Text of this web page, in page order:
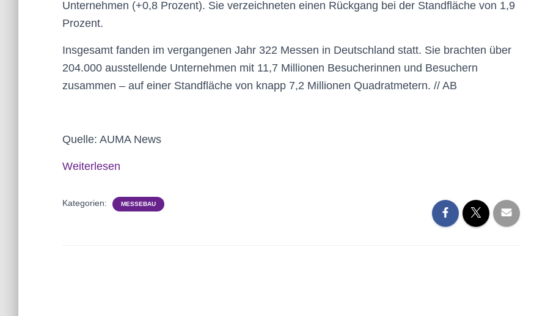
Unternehmen (+0,8 Prozent). Sie verzeichneten einen Rückgang bei der Standfläche von 1,9
Prozent.
Insgesamt fanden im vergangenen Jahr 322 Messen in Deutschland statt. Sie brachten über
204.000 ausstellende Unternehmen mit 11,7 Millionen Besucherinnen und Besuchern
zusammen – auf einer Standfläche von knapp 7,2 Millionen Quadratmetern. // AB
Quelle: AUMA News
Weiterlesen
Kategorien: MESSEBAU